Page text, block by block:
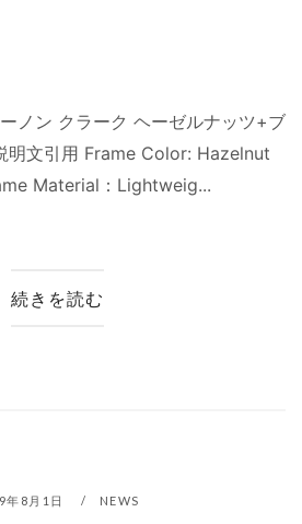
ノン クラーク ヘーゼルナッツ+ブ
明文引用 Frame Color: Hazelnut
Material：Lightweig...
続きを読む
年8月1日 NEWS